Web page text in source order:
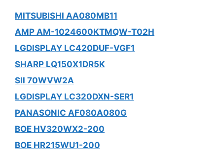
MITSUBISHI AA080MB11
AMP AM-1024600KTMQW-T02H
LGDISPLAY LC420DUF-VGF1
SHARP LQ150X1DR5K
SII 70WVW2A
LGDISPLAY LC320DXN-SER1
PANASONIC AF080A080G
BOE HV320WX2-200
BOE HR215WU1-200